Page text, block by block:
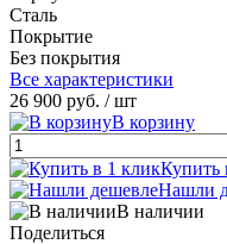
Сталь
Покрытие
Без покрытия
Все характеристики
26 900 руб. / шт
В корзину
Купить
Нашли
В наличии
Поделиться